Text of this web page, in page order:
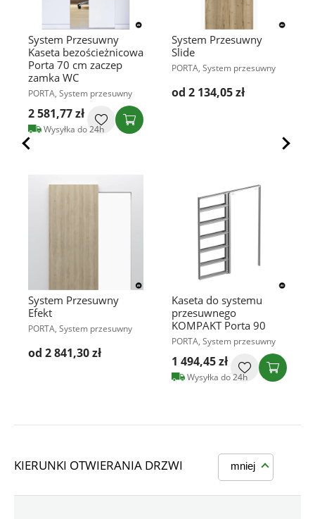
System Przesuwny
Kaseta bezościeżnicowa
Porta 70 cm zaczep
zamka WC
PORTA, System przesuwny
2 581,77 zł
Wysyłka do 24h
System Przesuwny
Efekt
PORTA, System przesuwny
od 2 841,30 zł
System Przesuwny
Slide
PORTA, System przesuwny
od 2 134,05 zł
Kaseta do systemu
przesuwnego
KOMPAKT Porta 90
PORTA, System przesuwny
1 494,45 zł
Wysyłka do 24h
KIERUNKI OTWIERANIA DRZWI mniej